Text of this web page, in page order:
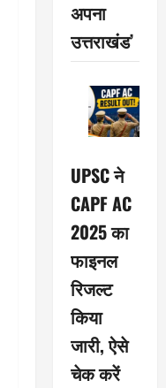
अपना
उत्तराखंड’
UPSC ने
CAPF AC
2025 का
फाइनल
रिजल्ट
किया
जारी, ऐसे
चेक करें